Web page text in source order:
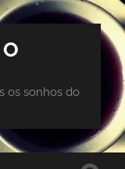
os sonhos do